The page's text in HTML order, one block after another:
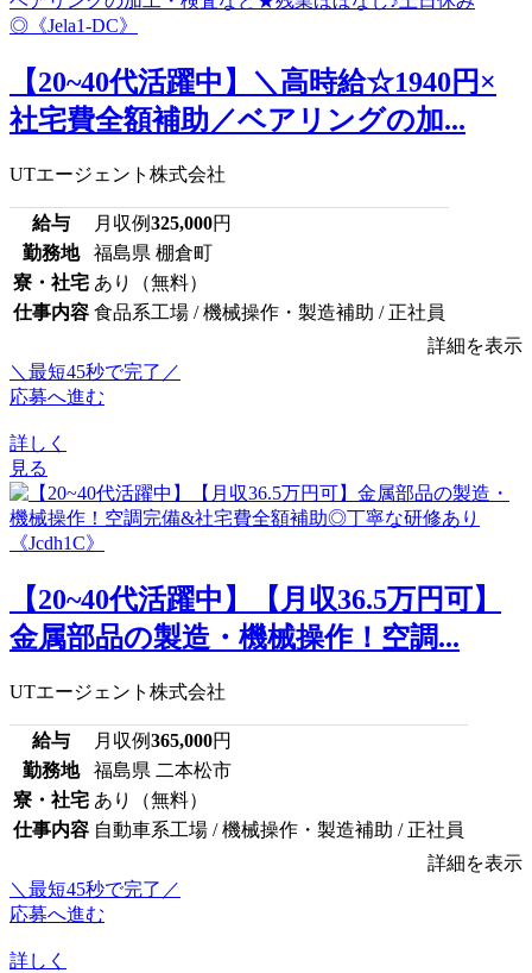
【20~40代活躍中】＼高時給☆1940円×
社宅費全額補助／ベアリングの加...
UTエージェント株式会社
給与 月収例325,000円
勤務地
福島県 棚倉町
寮・社宅 あり（無料）
仕事内容 食品系工場 / 機械操作・製造補助 / 正社員
詳細を表示
＼最短45秒で完了／
応募へ進む
詳しく
見る
【20~40代活躍中】【月収36.5万円可】
金属部品の製造・機械操作！空調...
UTエージェント株式会社
給与 月収例365,000円
勤務地
福島県 二本松市
寮・社宅 あり（無料）
仕事内容 自動車系工場 / 機械操作・製造補助 / 正社員
詳細を表示
＼最短45秒で完了／
応募へ進む
詳しく